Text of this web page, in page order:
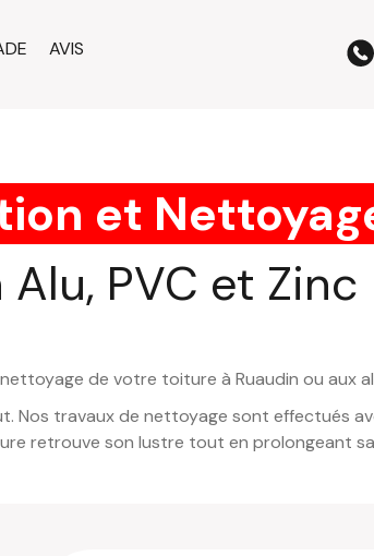
AVIS
et
Alu, PVC et Zinc
de votre toiture à Ruaudin ou aux
Nos travaux de nettoyage sont effectués
retrouve son lustre tout en prolongeant